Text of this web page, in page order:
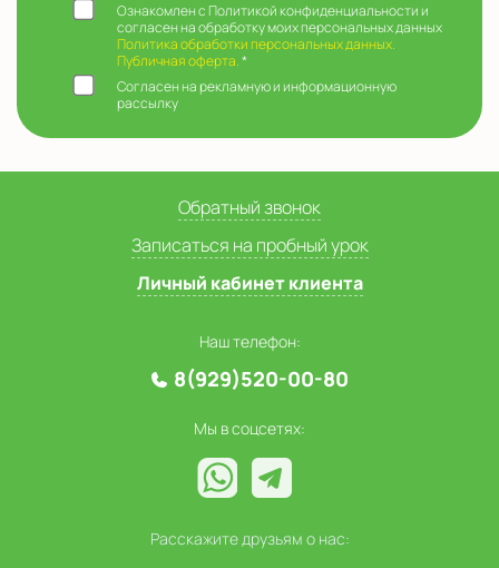
Ознакомлен с Политикой конфиденциальности и
согласен на обработку моих персональных данных
Политика обработки персональных данных.
Публичная оферта.*
Согласен на рекламную и информационную
рассылку
Обратный звонок
Записаться на пробный урок
Личный кабинет клиента
Наш телефон:
8(929)520-00-80
Мы в соцсетях:
Расскажите друзьям о нас: